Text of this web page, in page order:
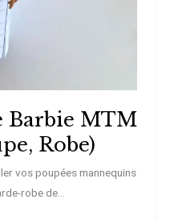
Barbie MTM
Robe)
vos poupées mannequins
robe de...